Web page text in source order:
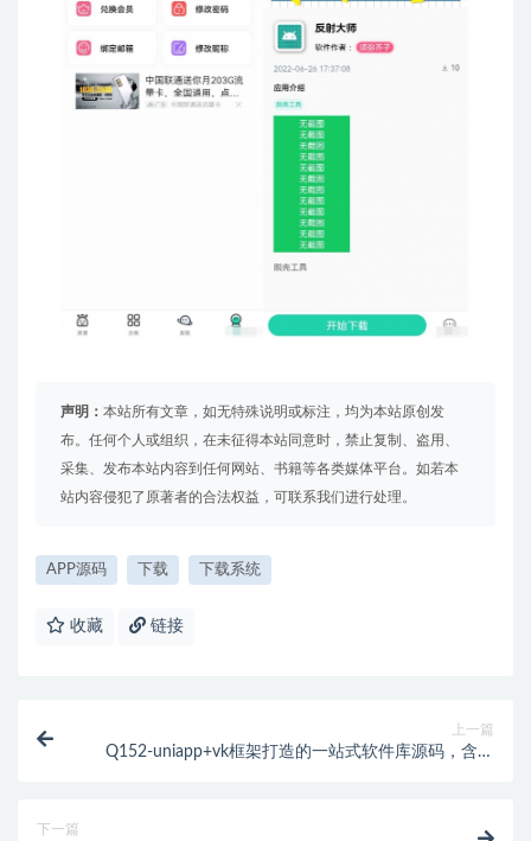
声明： 本站所有文章，如无特殊说明或标注，均为本站原创发
布。任何个人或组织，在未征得本站同意时，禁止复制、盗用、
采集、发布本站内容到任何网站、书籍等各类媒体平台。如若本
站内容侵犯了原著者的合法权益，可联系我们进行处理。
APP源码 下载 下载系统
收藏 链接
上一篇
Q152-uniapp+vk框架打造的一站式软件库源码，含软
下一篇